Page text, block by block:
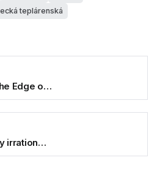
teplárenská
Edge o…
irration…